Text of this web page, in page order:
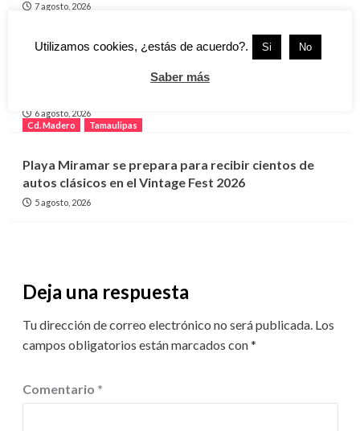
7 agosto, 2026
Lanzan programa “GUAPA” para impulsar el
bienestar y la autonomía de mujeres en Ciudad
6 agosto, 2026
Cd. Madero
Tamaulipas
Playa Miramar se prepara para recibir cientos de
autos clásicos en el Vintage Fest 2026
5 agosto, 2026
Deja una respuesta
Tu dirección de correo electrónico no será publicada. Los
campos obligatorios están marcados con*
Comentario *
Utilizamos cookies, ¿estás de acuerdo?. Si No
Saber más